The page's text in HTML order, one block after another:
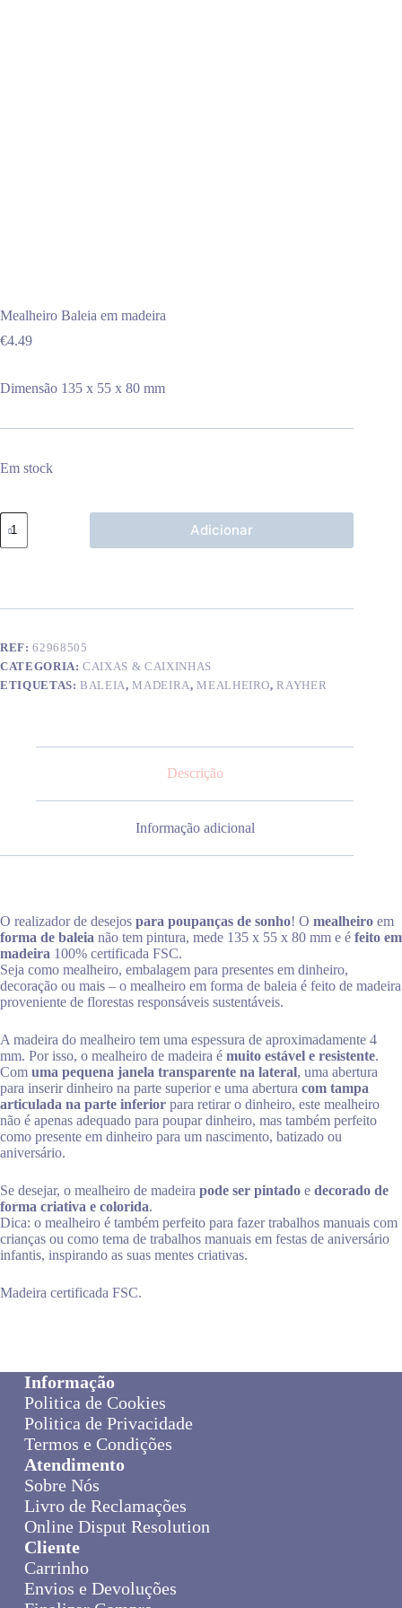
Mealheiro Baleia em madeira
€4.49
Dimensão 135 x 55 x 80 mm
Em stock
Quantidade
de
Mealheiro
Adicionar
REF:62968505
CATEGORIA:CAIXAS & CAIXINHAS
ETIQUETAS:BALEIA,MADEIRA,MEALHEIRO,RAYHER
Descrição
Informação adicional
O realizador de desejos para poupanças de sonho! O mealheiro em
forma de baleia não tem pintura, mede 135 x 55 x 80 mm e é feito em
madeira 100% certificada FSC.
Seja como mealheiro, embalagem para presentes em dinheiro,
decoração ou mais – o mealheiro em forma de baleia é feito de madeira
proveniente de florestas responsáveis ​​sustentáveis.
A madeira do mealheiro tem uma espessura de aproximadamente 4
mm. Por isso, o mealheiro de madeira é muito estável e resistente.
Com uma pequena janela transparente na lateral, uma abertura
para inserir dinheiro na parte superior e uma abertura com tampa
articulada na parte inferior para retirar o dinheiro, este mealheiro
não é apenas adequado para poupar dinheiro, mas também perfeito
como presente em dinheiro para um nascimento, batizado ou
aniversário.
Se desejar, o mealheiro de madeira pode ser pintado e decorado de
forma criativa e colorida.
Dica: o mealheiro é também perfeito para fazer trabalhos manuais com
crianças ou como tema de trabalhos manuais em festas de aniversário
infantis, inspirando as suas mentes criativas.
Madeira certificada FSC.
Informação
Politica de Cookies
Politica de Privacidade
Termos e Condições
Atendimento
Sobre Nós
Livro de Reclamações
Online Disput Resolution
Cliente
Carrinho
Envios e Devoluções